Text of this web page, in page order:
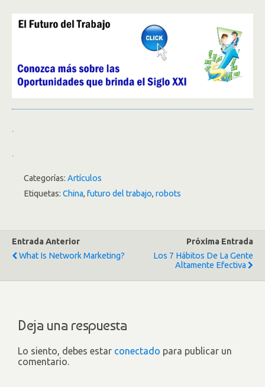
.
.
Categorías: Artículos
Etiquetas: China, futuro del trabajo, robots
Entrada Anterior
What Is Network Marketing?
Próxima Entrada
Los 7 Hábitos De La Gente
Altamente Efectiva
Deja una respuesta
Lo siento, debes estar conectado para publicar un
comentario.